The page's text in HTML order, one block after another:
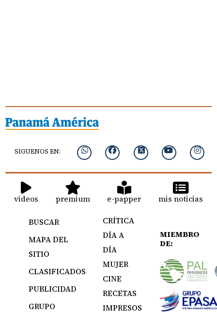
SIGUENOS EN:
videos premium e-papper mis noticias
BUSCAR
MAPA DEL
SITIO
CLASIFICADOS
PUBLICIDAD
GRUPO
CRÍTICA
DÍA A
DÍA
MUJER
CINE
RECETAS
IMPRESOS
MIEMBRO
DE: